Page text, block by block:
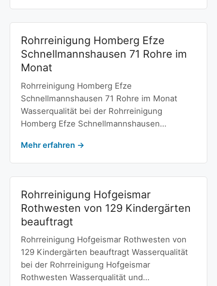
Rohrreinigung Homberg Efze
Schnellmannshausen 71 Rohre im
Monat
Rohrreinigung Homberg Efze
Schnellmannshausen 71 Rohre im Monat
Wasserqualität bei der Rohrreinigung
Homberg Efze Schnellmannshausen…
Mehr erfahren →
Rohrreinigung Hofgeismar
Rothwesten von 129 Kindergärten
beauftragt
Rohrreinigung Hofgeismar Rothwesten von
129 Kindergärten beauftragt Wasserqualität
bei der Rohrreinigung Hofgeismar
Rothwesten Wasserqualität und…